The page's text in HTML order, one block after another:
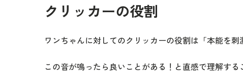
クリッカーの役割
ワンちゃんに対してのクリッカーの役割は「本能を刺
この音が鳴ったら良いことがある！と直感で理解す